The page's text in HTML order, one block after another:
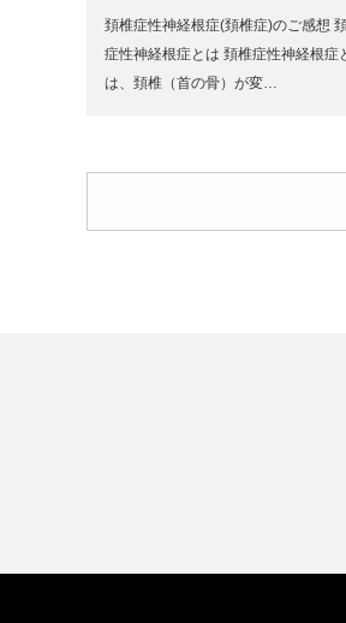
頚椎症性神経根症(頚椎症)のご感想
症性神経根症とは 頚椎症性神経根症
は、頚椎（首の骨）が変…